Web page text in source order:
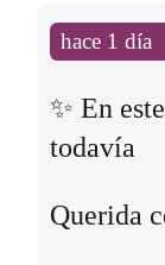
hace 1 día
✨ En este
todavía
Querida